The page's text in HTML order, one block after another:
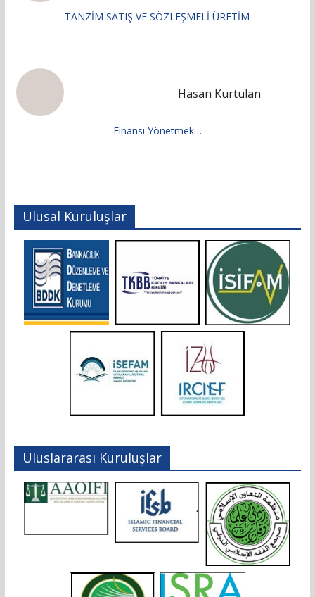
TANZİM SATIŞ VE SÖZLEŞMELİ ÜRETİM
Hasan Kurtulan
Finansı Yönetmek…
Ulusal Kuruluşlar
Uluslararası Kuruluşlar